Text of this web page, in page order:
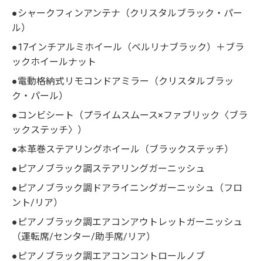
●シャークフィンアンテナ（クリスタルブラック・パー
ル）
●17インチアルミホイール（ベルリナブラック）＋ブラ
ックホイールナット
●電動格納式リモコンドアミラー（クリスタルブラッ
ク・パール）
●コンビシート（プライムスムース×ファブリック〈ブラ
ックステッチ〉）
●本革巻ステアリングホイール（ブラックステッチ）
●ピアノブラック調ステアリングガーニッシュ
●ピアノブラック調ドアライニングガーニッシュ（フロ
ント/リア）
●ピアノブラック調エアコンアウトレットガーニッシュ
（運転席/センター/助手席/リア）
●ピアノブラック調エアコンコントロールノブ